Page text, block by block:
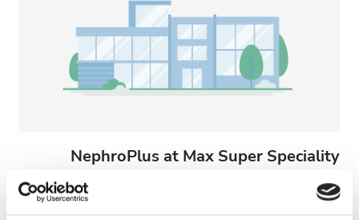
NephroPlus at Max Super Speciality
Hospital (Dehradun)
دهرادون, الهند
٧٫٥٢ كم من مركز المدينة